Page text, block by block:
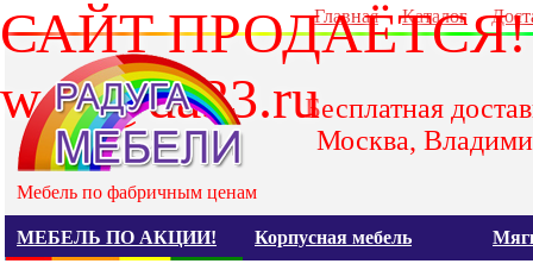
САЙТ ПРОДАЁТСЯ!
web@da33.ru
Главная Каталог
Мебель по фабричным ценам
Бесплатная
Москва,
МЕБЕЛЬ ПО АКЦИИ! Корпусная мебель